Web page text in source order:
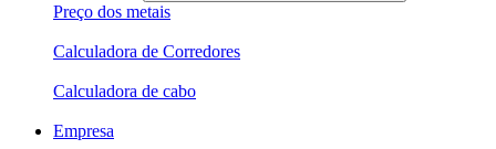
Preço dos metais
Calculadora de Corredores
Calculadora de cabo
Empresa